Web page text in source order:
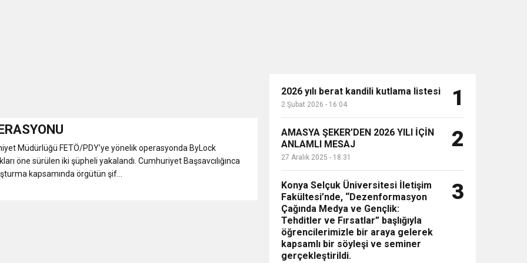
“Amasya’nın Gururları: Dereceye Giren Öğrenciler İçin Anlamlı Tören”
Festivali
listesi
Müdürlüğü FETÖ/PDY’ye yönelik operasyonda ByLock
öne sürülen iki şüpheli yakalandı. Cumhuriyet Başsavcılığınca
kapsamında örgütün şif...
2026 yılı berat kandili kutlama listesi
2 Şubat 2026 - 16:04 1
AMASYA ŞEKER’DEN 2026 YILI İÇİN
ANLAMLI MESAJ
27 Aralık 2025 - 18:31
2
Konya Selçuk Üniversitesi İletişim
Fakültesi’nde, “Dezenformasyon
Çağında Medya ve Gençlik:
Tehditler ve Fırsatlar” başlığıyla
öğrencilerimizle bir araya gelerek
kapsamlı bir söyleşi ve seminer
gerçekleştirildi.
3